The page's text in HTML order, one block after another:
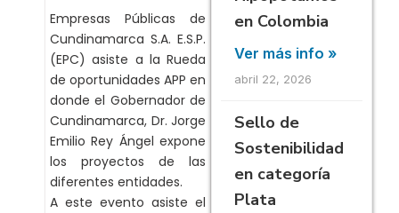
Empresas Públicas de
Cundinamarca S.A. E.S.P.
(EPC) asiste a la Rueda
de oportunidades APP en
donde el Gobernador de
Cundinamarca, Dr. Jorge
Emilio Rey Ángel expone
los proyectos de las
diferentes entidades.
A este evento asiste el
en Colombia
Ver más info »
abril 22, 2026
Sello de
Sostenibilidad
en categoría
Plata